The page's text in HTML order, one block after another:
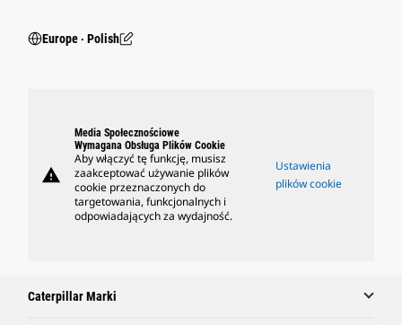
Europe ‧ Polish
warning
Media Społecznościowe
Wymagana Obsługa Plików Cookie
Aby włączyć tę funkcję, musisz
zaakceptować używanie plików
cookie przeznaczonych do
targetowania, funkcjonalnych i
odpowiadających za wydajność.
Ustawienia
plików cookie
Caterpillar Marki